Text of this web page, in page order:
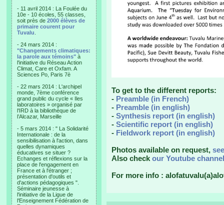
- 11 avril 2014 : La Foulée du
10e - 10 écoles, 55 classes,
soit près de 2000 élèves de
primaire courent pour
Tuvalu
- 24 mars 2014 :
"Changements climatiques:
la parole aux témoins" à
l'initiative du Réseau Action
Climat, Care et Oxfam. A
Sciences Po, Paris 7è
- 22 mars 2014 : L'archipel
monde, 7ème conférence
grand public du cycle « Iles
laboratoires » organisé par
l'IRD à la bibliothèque de
l’Alcazar, Marseille
- 5 mars 2014 : " La Solidarité
Internationale : de la
sensibilisation à l'action, dans
quelles dynamiques
éducatives se situer ?
Echanges et réflexions sur la
place de l'engagement en
France et à l'étranger ;
présentation d'outils et
d'actions pédagogiques ".
Séminaire jeunesse à
l'initiative de la Ligue de
l'Enseignement Fédération de
To get to the different reports:
- Preamble (in French)
- Preamble (in english)
- Synthesis report (in english)
- Scientific report (in english)
- Fieldwork report (in english)
Photos available on request, see
Also check our Youtube channel
For more info :